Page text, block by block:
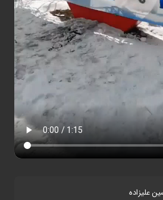
علیزاده